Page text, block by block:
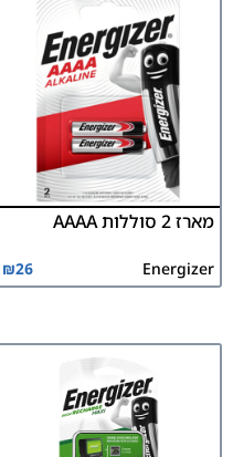
מארז 2 סוללות AAAA
Energizer
₪26